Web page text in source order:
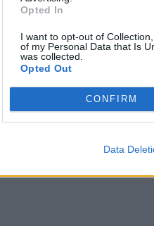
Opted In
I want to opt-out of
of my Personal Data that Is
was collected.
Opted Out
CONFIRM
Data